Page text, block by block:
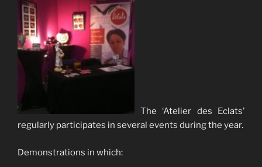
The ‘Atelier des Eclats’
regularly participates in several events during the year.
Demonstrations in which: